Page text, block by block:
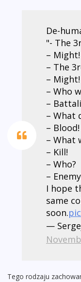
De-
"- The
– Might!
– The
– Might!
– Who
–
– What
– Blood!
– What
– Kill!
– Who?
–
I hope
same
soon.
—
Tego rodzaju